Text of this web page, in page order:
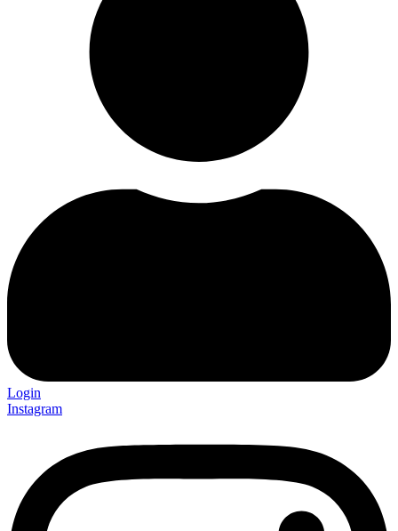
Login
Instagram